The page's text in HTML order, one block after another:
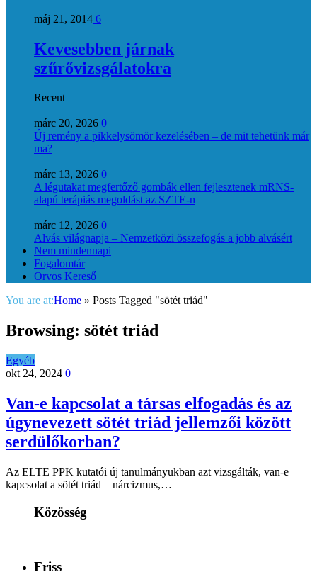
máj 21, 2014 6
Kevesebben járnak
szűrővizsgálatokra
Recent
márc 20, 2026 0
Új remény a pikkelysömör kezelésében – de mit tehetünk már
ma?
márc 13, 2026 0
A légutakat megfertőző gombák ellen fejlesztenek mRNS-
alapú terápiás megoldást az SZTE-n
márc 12, 2026 0
Alvás világnapja – Nemzetközi összefogás a jobb alvásért
Nem mindennapi
Fogalomtár
Orvos Kereső
You are at:Home » Posts Tagged "sötét triád"
Browsing: sötét triád
Egyéb
okt 24, 2024 0
Van-e kapcsolat a társas elfogadás és az
úgynevezett sötét triád jellemzői között
serdülőkorban?
Az ELTE PPK kutatói új tanulmányukban azt vizsgálták, van-e
kapcsolat a sötét triád – nárcizmus,…
Közösség
Friss